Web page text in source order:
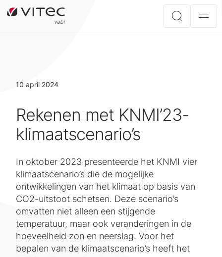
10 april 2024
Rekenen met KNMI’23-
klimaatscenario’s
In oktober 2023 presenteerde het KNMI vier
klimaatscenario’s die de mogelijke
ontwikkelingen van het klimaat op basis van
CO2-uitstoot schetsen. Deze scenario’s
omvatten niet alleen een stijgende
temperatuur, maar ook veranderingen in de
hoeveelheid zon en neerslag. Voor het
bepalen van de klimaatscenario’s heeft het